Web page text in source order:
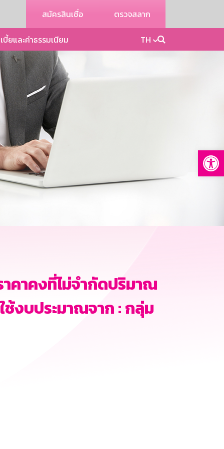
สมัครสินเชื่อ ตรวจสลาก
บี้ยและค่าธรรมเนียม TH
คาคงที่ไม่จำกัดปริมาณ
ช้งบประมาณจาก : กลุ่ม